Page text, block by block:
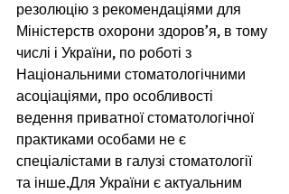
резолюцію з рекомендаціями для
Міністерств охорони здоров’я, в тому
числі і України, по роботі з
Національними стоматологічними
асоціаціями, про особливості
ведення приватної стоматологічної
практиками особами не є
спеціалістами в галузі стоматології
та інше.Для України є актуальним